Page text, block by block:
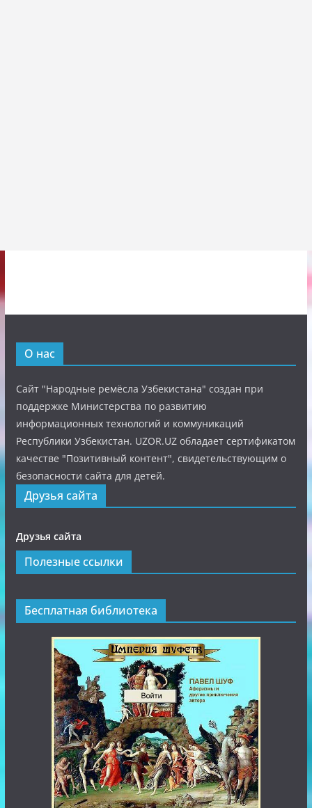
О нас
Сайт "Народные ремёсла Узбекистана" создан при
поддержке Министерства по развитию
информационных технологий и коммуникаций
Республики Узбекистан. UZOR.UZ обладает сертификатом
качестве "Позитивный контент", свидетельствующим о
безопасности сайта для детей.
Друзья сайта
Друзья сайта
Полезные ссылки
Бесплатная библиотека